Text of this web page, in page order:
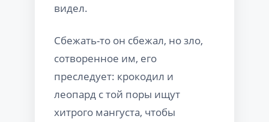
видел.
Сбежать-то он сбежал, но зло,
сотворенное им, его
преследует: крокодил и
леопард с той поры ищут
хитрого мангуста, чтобы